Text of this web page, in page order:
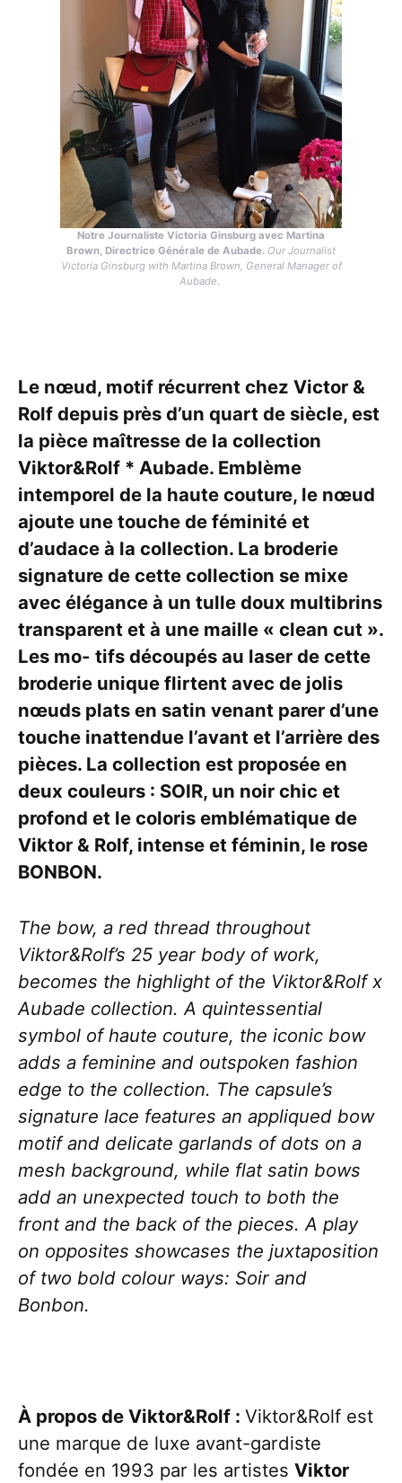
Notre Journaliste Victoria Ginsburg avec Martina
Brown, Directrice Générale de Aubade. Our Journalist
Victoria Ginsburg with Martina Brown, General Manager of
Aubade.
Le nœud, motif récurrent chez Victor &
Rolf depuis près d’un quart de siècle, est
la pièce maîtresse de la collection
Viktor&Rolf * Aubade. Emblème
intemporel de la haute couture, le nœud
ajoute une touche de féminité et
d’audace à la collection. La broderie
signature de cette collection se mixe
avec élégance à un tulle doux multibrins
transparent et à une maille « clean cut ».
Les mo- tifs découpés au laser de cette
broderie unique flirtent avec de jolis
nœuds plats en satin venant parer d’une
touche inattendue l’avant et l’arrière des
pièces. La collection est proposée en
deux couleurs : SOIR, un noir chic et
profond et le coloris emblématique de
Viktor & Rolf, intense et féminin, le rose
BONBON.
The bow, a red thread throughout
Viktor&Rolf’s 25 year body of work,
becomes the highlight of the Viktor&Rolf x
Aubade collection. A quintessential
symbol of haute couture, the iconic bow
adds a feminine and outspoken fashion
edge to the collection. The capsule’s
signature lace features an appliqued bow
motif and delicate garlands of dots on a
mesh background, while flat satin bows
add an unexpected touch to both the
front and the back of the pieces. A play
on opposites showcases the juxtaposition
of two bold colour ways: Soir and
Bonbon.
À propos de Viktor&Rolf : Viktor&Rolf est
une marque de luxe avant-gardiste
fondée en 1993 par les artistes Viktor